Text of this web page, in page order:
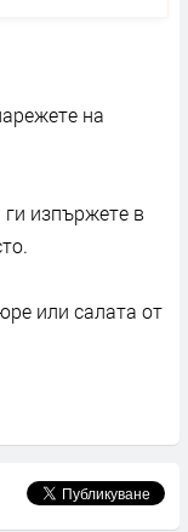
на
ги изпържете в
или салата от